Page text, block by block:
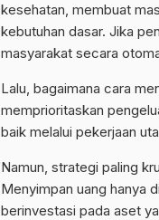
kesehatan, membuat
kebutuhan dasar. Jika
masyarakat secara
Lalu, bagaimana cara
memprioritaskan
baik melalui pekerjaan
Namun, strategi paling
Menyimpan uang hanya
berinvestasi pada aset